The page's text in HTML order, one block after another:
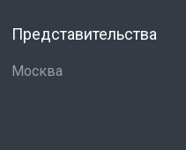
Представительства
Москва